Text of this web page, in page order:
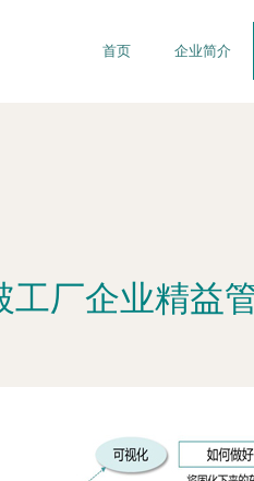
首页 企业简介
工厂企业精益